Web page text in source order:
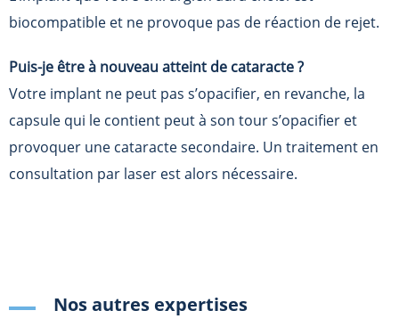
biocompatible et ne provoque pas de réaction de rejet.
Puis-je être à nouveau atteint de cataracte ?
Votre implant ne peut pas s’opacifier, en revanche, la
capsule qui le contient peut à son tour s’opacifier et
provoquer une cataracte secondaire. Un traitement en
consultation par laser est alors nécessaire.
Nos autres expertises